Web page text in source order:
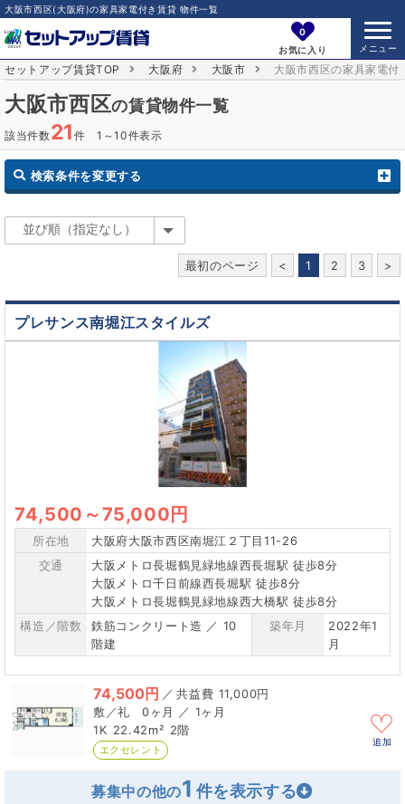
大阪市西区(大阪府)の家具家電付き賃貸 物件一覧
0
お気に入り
セットアップ賃貸TOP 大阪府 大阪市 大阪市西区の家具家電付
大阪市西区の賃貸物件一覧
該当件数21 件 1～10件表示
検索条件を変更する
最初のページ < 1 2 3 >
プレサンス南堀江スタイルズ
74,500 ～75,000円
所在地
大阪府大阪市西区南堀江２丁目11-26
交通
大阪メトロ長堀鶴見緑地線西長堀駅 徒歩8分
大阪メトロ千日前線西長堀駅 徒歩8分
大阪メトロ長堀鶴見緑地線西大橋駅 徒歩8分
構造／階数
鉄筋コンクリート造 ／ 10
階建
築年月
2022年1
月
74,500円 ／
11,000円
0ヶ月 ／ 1ヶ月
1K 22.42m² 2階
エクセレント
追加
募集中の他の1